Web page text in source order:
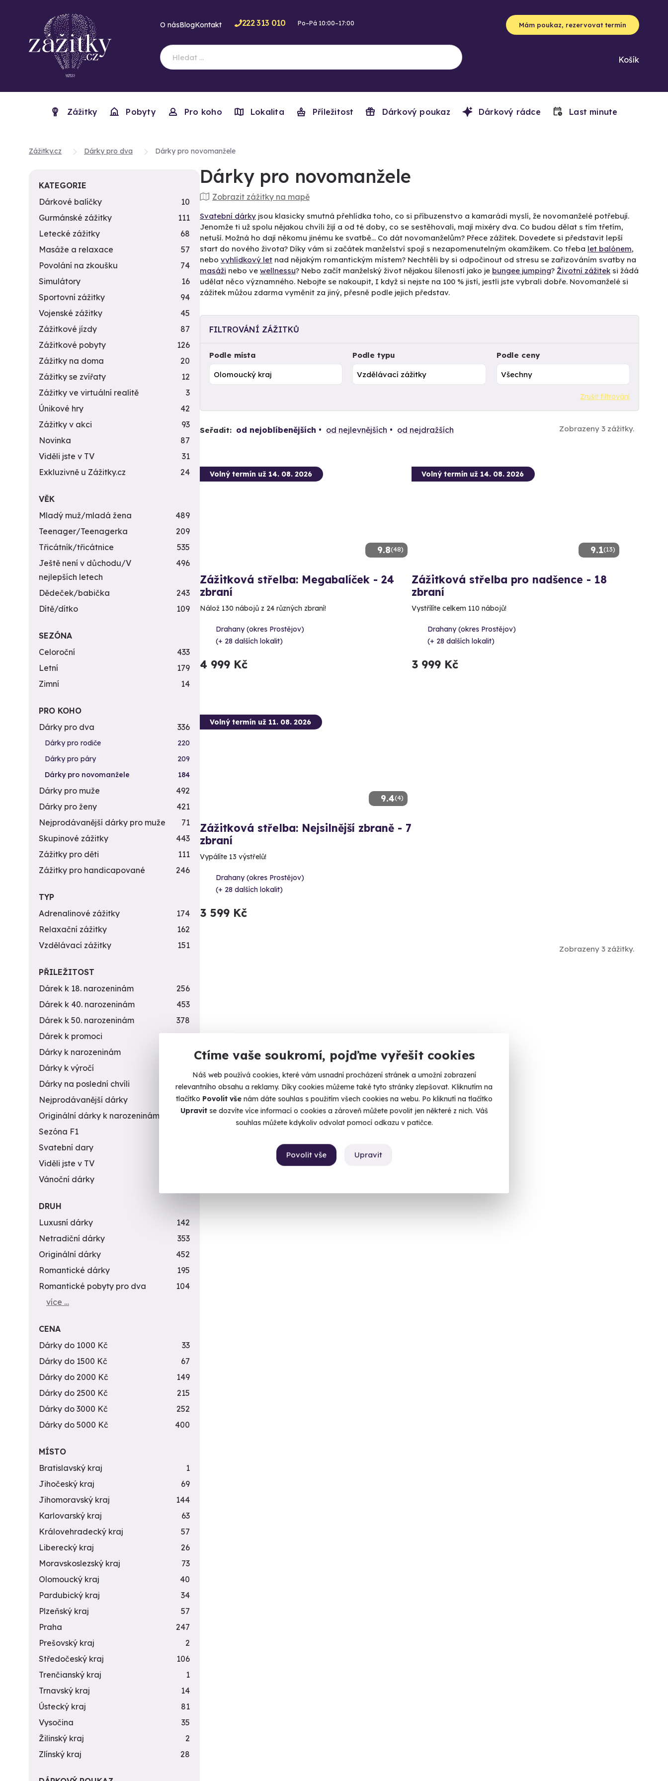
Ctíme vaše soukromí, pojďme vyřešit cookies
Náš web používá cookies, které vám usnadní procházení stránek a umožní zobrazení
relevantního obsahu a reklamy. Díky cookies můžeme také tyto stránky zlepšovat. Kliknutím na
tlačítko Povolit vše nám dáte souhlas s použitím všech cookies na webu. Po kliknutí na tlačítko
Upravitse dozvíte více informací o cookies a zároveň můžete povolit jen některé z nich. Váš
souhlas můžete kdykoliv odvolat pomocí odkazu v patičce.
Upravit
Povolit vše
O násBlogKontakt 222 313 010 Po–Pá 10:00–17:00 Mám poukaz, rezervovat termín
Košík
Zážitky Pobyty Pro koho Lokalita Příležitost Dárkový poukaz Dárkový rádce Last minute
Zážitky.cz Dárky pro dva Dárky pro novomanžele
Dárky pro novomanžele
Zobrazit zážitky na mapě
Svatební dárkyjsou klasicky smutná přehlídka toho, co si příbuzenstvo a kamarádi myslí, že novomanželé potřebují.
Jenomže ti už spolu nějakou chvíli žijí a od té doby, co se sestěhovali, mají mixéry dva. Co budou dělat s tím třetím,
netuší. Možná ho dají někomu jinému ke svatbě... Co dát novomanželům? Přece zážitek. Dovedete si představit lepší
start do nového života? Díky vám si začátek manželství spojí s nezapomenutelným okamžikem. Co třeba let balónem,
nebo vyhlídkový letnad nějakým romantickým místem? Nechtěli by si odpočinout od stresu se zařizováním svatby na
masáži nebo ve wellnessu? Nebo začít manželský život nějakou šíleností jako je bungee jumping? Životní zážiteksi žádá
udělat něco významného. Nebojte se nakoupit, I když si nejste na 100 % jistí, jestli jste vybrali dobře. Novomanželé si
zážitek můžou zdarma vyměnit za jiný, přesně podle jejich představ.
FILTROVÁNÍ ZÁŽITKŮ
Podle místa Podle typu Podle ceny
Zrušit filtrování
Seřadit: od nejoblíbenějších od nejlevnějších od nejdražších Zobrazeny 3 zážitky.
9.8(48)
Volný termín už 14. 08. 2026
Zážitková střelba: Megabalíček - 24
zbraní
Nálož 130 nábojů z 24 různých zbraní!
Drahany (okres Prostějov)
(+ 28 dalších lokalit)
4 999 Kč
9.1(13)
Volný termín už 14. 08. 2026
Zážitková střelba pro nadšence - 18
zbraní
Vystřílíte celkem 110 nábojů!
Drahany (okres Prostějov)
(+ 28 dalších lokalit)
3 999 Kč
9.4(4)
Volný termín už 11. 08. 2026
Zážitková střelba: Nejsilnější zbraně - 7
zbraní
Vypálíte 13 výstřelů!
Drahany (okres Prostějov)
(+ 28 dalších lokalit)
3 599 Kč
Zobrazeny 3 zážitky.
KATEGORIE
Dárkové balíčky
10
Gurmánské zážitky
111
Letecké zážitky
68
Masáže a relaxace
57
Povolání na zkoušku
74
Simulátory
16
Sportovní zážitky
94
Vojenské zážitky
45
Zážitkové jízdy
87
Zážitkové pobyty
126
Zážitky na doma
20
Zážitky se zvířaty
12
Zážitky ve virtuální realitě
3
Únikové hry
42
Zážitky v akci
93
Novinka
87
Viděli jste v TV
31
Exkluzivně u Zážitky.cz
24
VĚK
Mladý muž/mladá žena
489
Teenager/Teenagerka
209
Třicátník/třicátnice
535
Ještě není v důchodu/V
nejlepších letech
496
Dědeček/babička
243
Dítě/dítko
109
SEZÓNA
Celoroční
433
Letní
179
Zimní
14
PRO KOHO
Dárky pro dva
336
Dárky pro rodiče
220
Dárky pro páry
209
Dárky pro novomanžele
184
Dárky pro muže
492
Dárky pro ženy
421
Nejprodávanější dárky pro muže
71
Skupinové zážitky
443
Zážitky pro děti
111
Zážitky pro handicapované
246
TYP
Adrenalinové zážitky
174
Relaxační zážitky
162
Vzdělávací zážitky
151
PŘILEŽITOST
Dárek k 18. narozeninám
256
Dárek k 40. narozeninám
453
Dárek k 50. narozeninám
378
Dárek k promoci
245
Dárky k narozeninám
Dárky k výročí
Dárky na poslední chvíli
450
Nejprodávanější dárky
56
Originální dárky k narozeninám
422
Sezóna F1
Svatební dary
Viděli jste v TV
Vánoční dárky
DRUH
Luxusní dárky
142
Netradiční dárky
353
Originální dárky
452
Romantické dárky
195
Romantické pobyty pro dva
104
více …
CENA
Dárky do 1000 Kč
33
Dárky do 1500 Kč
67
Dárky do 2000 Kč
149
Dárky do 2500 Kč
215
Dárky do 3000 Kč
252
Dárky do 5000 Kč
400
MÍSTO
Bratislavský kraj
1
Jihočeský kraj
69
Jihomoravský kraj
144
Karlovarský kraj
63
Královehradecký kraj
57
Liberecký kraj
26
Moravskoslezský kraj
73
Olomoucký kraj
40
Pardubický kraj
34
Plzeňský kraj
57
Praha
247
Prešovský kraj
2
Středočeský kraj
106
Trenčianský kraj
1
Trnavský kraj
14
Ústecký kraj
81
Vysočina
35
Žilinský kraj
2
Zlínský kraj
28